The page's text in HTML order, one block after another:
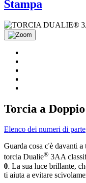
Stampa
Torcia a
Elenco dei numeri di parte
Guarda cosa c'è davanti
torcia Dualie® 3AA
0. La sua luce brillante,
ti aiuta a evitare